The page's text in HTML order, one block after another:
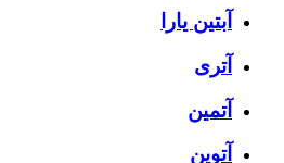
آبتین یارا
آتری
آتمین
آتوین